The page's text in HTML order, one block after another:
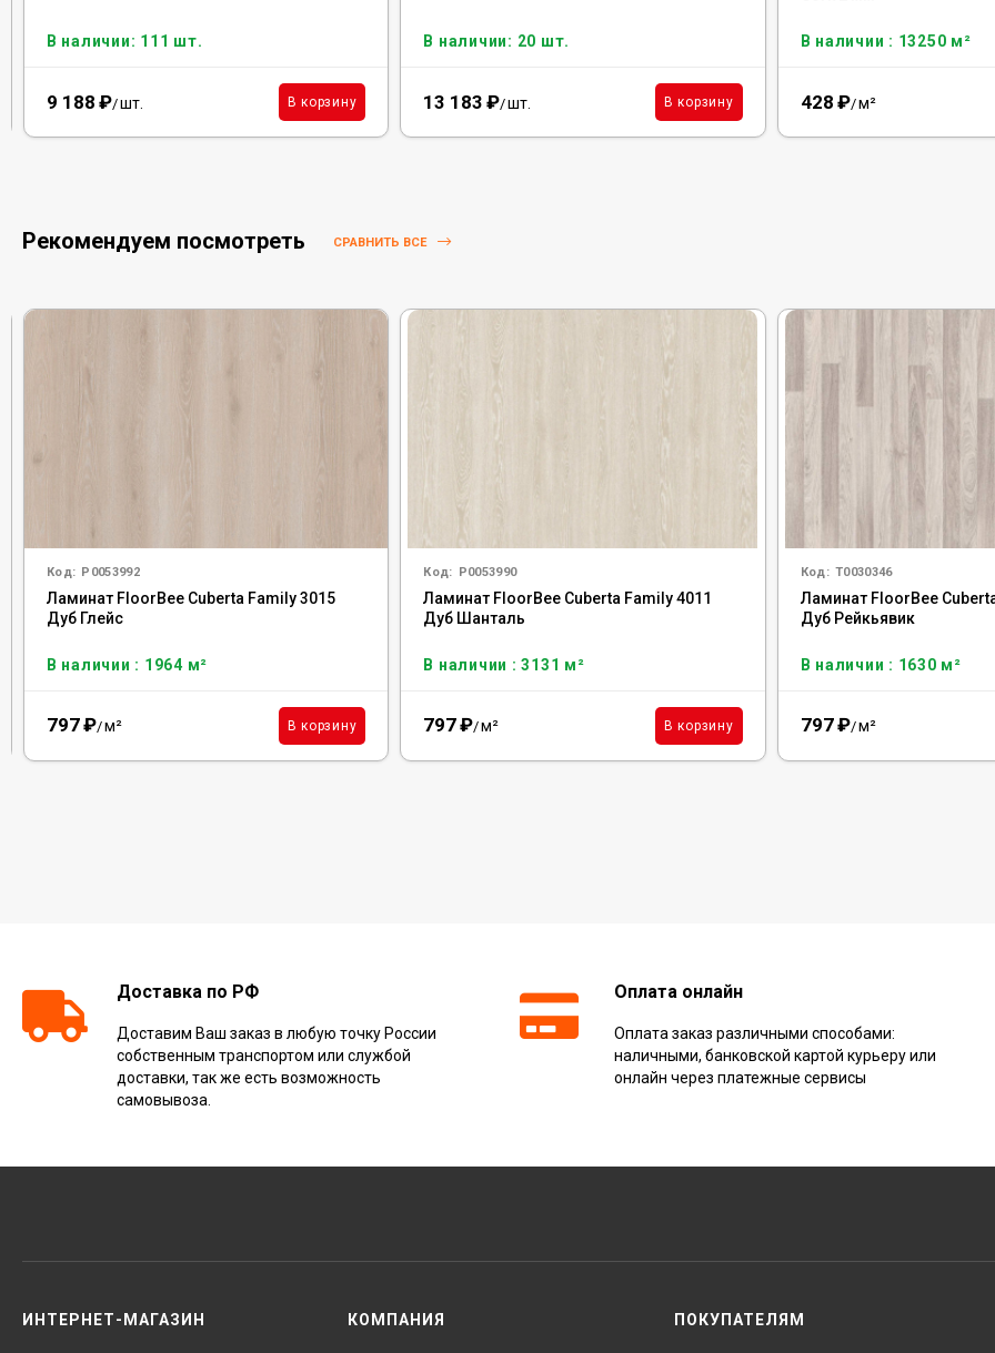
В наличии: 111 шт.
9 188 ₽/шт. В корзину
В наличии: 20 шт.
13 183 ₽/шт. В корзину
В наличии : 13250 м²
428 ₽/м²
Рекомендуем посмотреть СРАВНИТЬ ВСЕ
Код: Р0053992
Ламинат FloorBee Cuberta Family 3015
Дуб Глейс
В наличии : 1964 м²
797₽/м² В корзину
Код: Р0053990
Ламинат FloorBee Cuberta Family 4011
Дуб Шанталь
В наличии : 3131 м²
797₽/м² В корзину
Код: Т0030346
Ламинат FloorBee
Дуб Рейкьявик
В наличии : 1630 м²
797₽/м²
Доставка по РФ
Доставим Ваш заказ в любую точку России
собственным транспортом или службой
доставки, так же есть возможность
самовывоза.
Оплата онлайн
Оплата заказ различными способами:
наличными, банковской картой курьеру или
онлайн через платежные сервисы
ИНТЕРНЕТ-МАГАЗИН КОМПАНИЯ ПОКУПАТЕЛЯМ